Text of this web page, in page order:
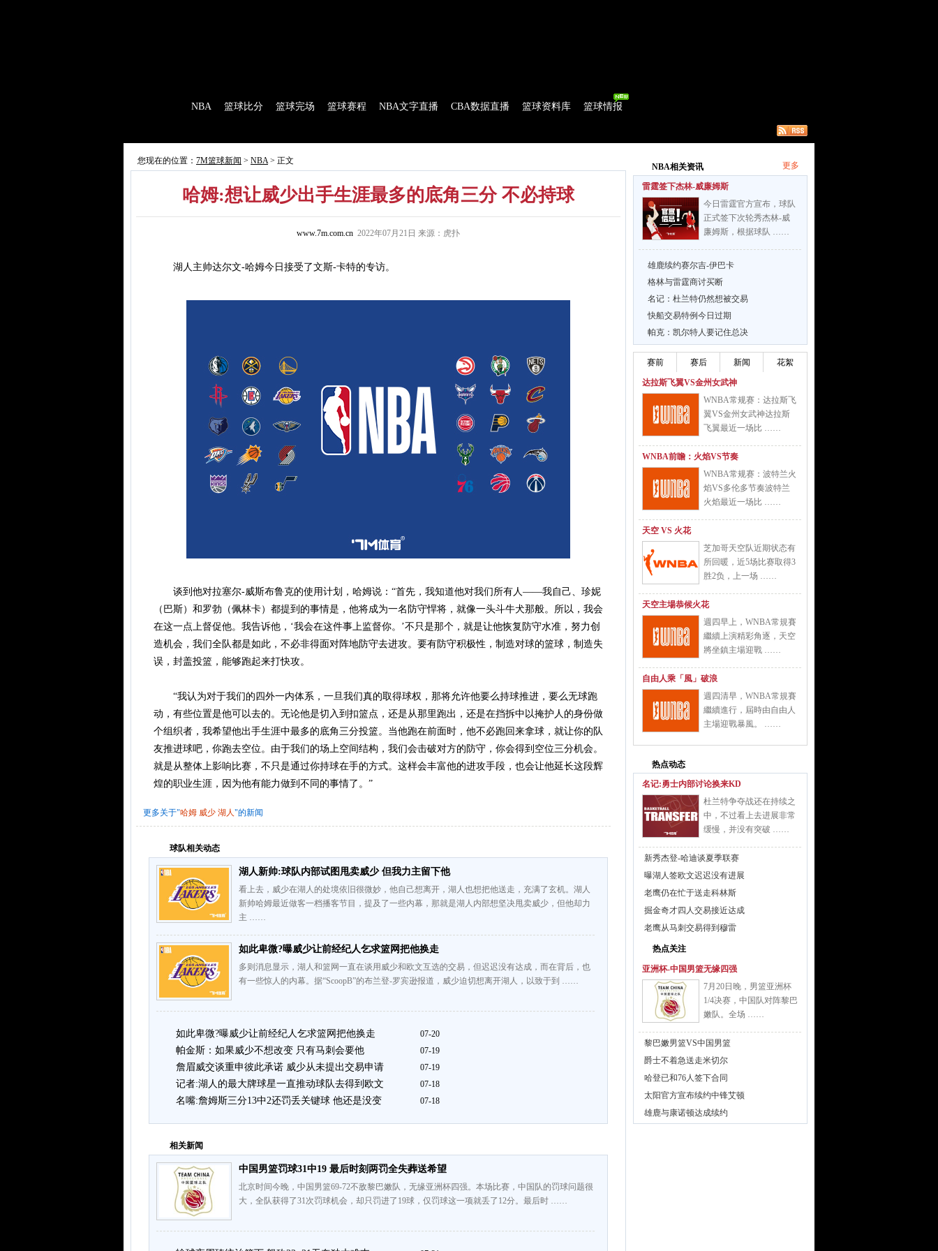
NBA 篮球比分 篮球完场 篮球赛程 NBA文字直播 CBA数据直播 篮球资料库 篮球情报
您现在的位置： 7M篮球新闻 > NBA> 正文
哈姆:想让威少出手生涯最多的底角三分 不必持球
www.7m.com.cn 2022年07月21日 来源：虎扑
湖人主帅达尔文-哈姆今日接受了文斯-卡特的专访。
谈到他对拉塞尔-威斯布鲁克的使用计划，哈姆说：“首先，我知道他对我们所有人——我自己、珍妮
（巴斯）和罗勃（佩林卡）都提到的事情是，他将成为一名防守悍将，就像一头斗牛犬那般。所以，我会
在这一点上督促他。我告诉他，‘我会在这件事上监督你。’不只是那个，就是让他恢复防守水准，努力创
造机会，我们全队都是如此，不必非得面对阵地防守去进攻。要有防守积极性，制造对球的篮球，制造失
误，封盖投篮，能够跑起来打快攻。
“我认为对于我们的四外一内体系，一旦我们真的取得球权，那将允许他要么持球推进，要么无球跑
动，有些位置是他可以去的。无论他是切入到扣篮点，还是从那里跑出，还是在挡拆中以掩护人的身份做
个组织者，我希望他出手生涯中最多的底角三分投篮。当他跑在前面时，他不必跑回来拿球，就让你的队
友推进球吧，你跑去空位。由于我们的场上空间结构，我们会击破对方的防守，你会得到空位三分机会。
就是从整体上影响比赛，不只是通过你持球在手的方式。这样会丰富他的进攻手段，也会让他延长这段辉
煌的职业生涯，因为他有能力做到不同的事情了。”
更多关于"哈姆 威少 湖人"的新闻
球队相关动态
湖人新帅:球队内部试图甩卖威少 但我力主留下他
看上去，威少在湖人的处境依旧很微妙，他自己想离开，湖人也想把他送走，充满了玄机。湖人
新帅哈姆最近做客一档播客节目，提及了一些内幕，那就是湖人内部想坚决甩卖威少，但他却力
主 ……
如此卑微?曝威少让前经纪人乞求篮网把他换走
多则消息显示，湖人和篮网一直在谈用威少和欧文互选的交易，但迟迟没有达成，而在背后，也
有一些惊人的内幕。据“ScoopB”的布兰登-罗宾逊报道，威少迫切想离开湖人，以致于到 ……
如此卑微?曝威少让前经纪人乞求篮网把他换走 07-20
帕金斯：如果威少不想改变 只有马刺会要他 07-19
詹眉威交谈重申彼此承诺 威少从未提出交易申请 07-19
记者:湖人的最大牌球星一直推动球队去得到欧文 07-18
名嘴:詹姆斯三分13中2还罚丢关键球 他还是没变 07-18
相关新闻
中国男篮罚球31中19 最后时刻两罚全失葬送希望
北京时间今晚，中国男篮69-72不敌黎巴嫩队，无缘亚洲杯四强。本场比赛，中国队的罚球问题很
大，全队获得了31次罚球机会，却只罚进了19球，仅罚球这一项就丢了12分。最后时 ……
NBA相关资讯 更多
雷霆签下杰林-威廉姆斯
今日雷霆官方宣布，球队
正式签下次轮秀杰林-威
廉姆斯，根据球队 ……
雄鹿续约赛尔吉-伊巴卡
格林与雷霆商讨买断
名记：杜兰特仍然想被交易
快船交易特例今日过期
帕克：凯尔特人要记住总决
赛前 赛后 新闻 花絮
达拉斯飞翼VS金州女武神
WNBA常规赛：达拉斯飞
翼VS金州女武神达拉斯
飞翼最近一场比 ……
WNBA前瞻：火焰VS节奏
WNBA常规赛：波特兰火
焰VS多伦多节奏波特兰
火焰最近一场比 ……
天空 VS 火花
芝加哥天空队近期状态有
所回暖，近5场比赛取得3
胜2负，上一场 ……
天空主場恭候火花
週四早上，WNBA常規賽
繼續上演精彩角逐，天空
將坐鎮主場迎戰 ……
自由人乘「風」破浪
週四清早，WNBA常規賽
繼續進行，屆時由自由人
主場迎戰暴風。 ……
热点动态
名记:勇士内部讨论换来KD
杜兰特争夺战还在持续之
中，不过看上去进展非常
缓慢，并没有突破 ……
新秀杰登-哈迪谈夏季联赛
曝湖人签欧文迟迟没有进展
老鹰仍在忙于送走科林斯
掘金奇才四人交易接近达成
老鹰从马刺交易得到穆雷
热点关注
亚洲杯-中国男篮无缘四强
7月20日晚，男篮亚洲杯
1/4决赛，中国队对阵黎巴
嫩队。全场 ……
黎巴嫩男篮VS中国男篮
爵士不着急送走米切尔
哈登已和76人签下合同
太阳官方宣布续约中锋艾顿
雄鹿与康诺顿达成续约